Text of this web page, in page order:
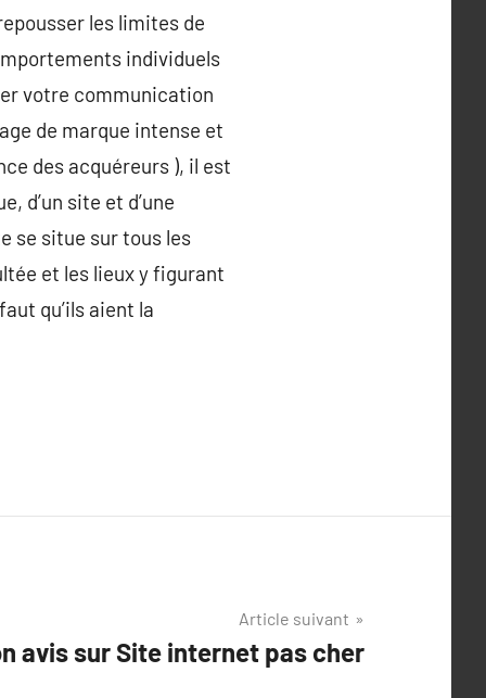
les limites de
individuels
votre communication
de marque intense et
des acquéreurs ), il est
d’un site et d’une
se situe sur tous les
et les lieux y figurant
qu’ils aient la
Article suivant
avis sur Site internet pas cher